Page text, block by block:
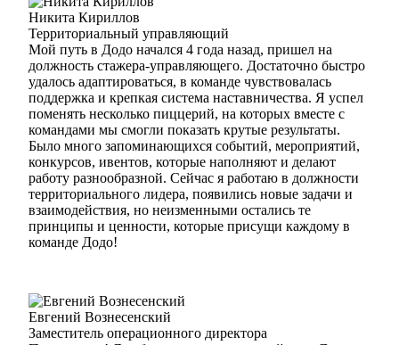
Никита Кириллов
Территориальный управляющий
Мой путь в Додо начался 4 года назад, пришел на
должность стажера-управляющего. Достаточно быстро
удалось адаптироваться, в команде чувствовалась
поддержка и крепкая система наставничества. Я успел
поменять несколько пиццерий, на которых вместе с
командами мы смогли показать крутые результаты.
Было много запоминающихся событий, мероприятий,
конкурсов, ивентов, которые наполняют и делают
работу разнообразной. Сейчас я работаю в должности
территориального лидера, появились новые задачи и
взаимодействия, но неизменными остались те
принципы и ценности, которые присущи каждому в
команде Додо!
Евгений Вознесенский
Заместитель операционного директора